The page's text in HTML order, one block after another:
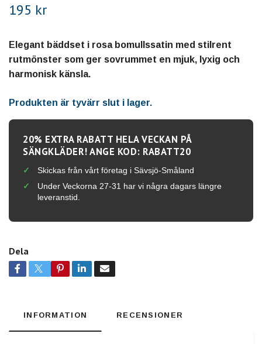
195 kr
Elegant bäddset i rosa bomullssatin med stilrent
rutmönster som ger sovrummet en mjuk, lyxig och
harmonisk känsla.
Produkten är tyvärr slut i lager.
20% EXTRA RABATT HELA VECKAN PÅ
SÄNGKLÄDER! ANGE KOD: RABATT20
Skickas från vårt företag i Sävsjö-Småland
Under Veckorna 27-31 har vi några dagars längre
leveranstid.
Dela
INFORMATION RECENSIONER